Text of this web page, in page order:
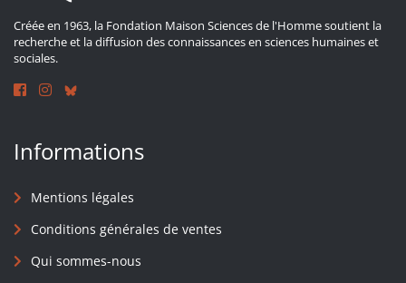
Créée en 1963, la Fondation Maison Sciences de l'Homme soutient la
recherche et la diffusion des connaissances en sciences humaines et
sociales.
Informations
Mentions légales
Conditions générales de ventes
Qui sommes-nous